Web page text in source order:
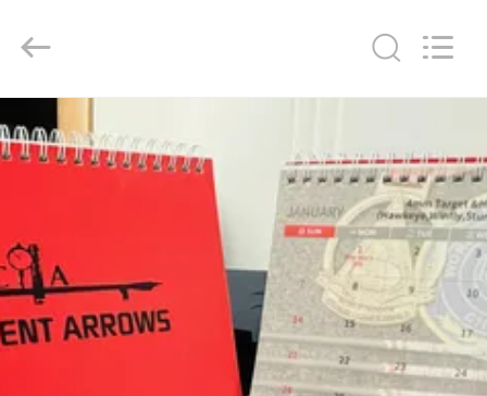
HOGAR
PRODUCTOS
SOBRE
NOSOTROS
VIAJE
Arrows.